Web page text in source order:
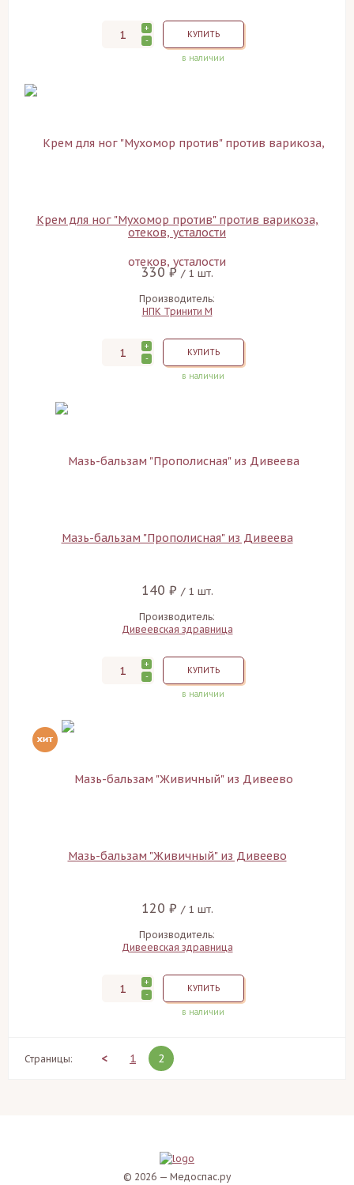
+
-
КУПИТЬ
в наличии
Крем для ног "Мухомор против" против варикоза,
отеков, усталости
330 ₽ / 1 шт.
Производитель:
НПК Тринити М
+
-
КУПИТЬ
в наличии
Мазь-бальзам "Прополисная" из Дивеева
140 ₽ / 1 шт.
Производитель:
Дивеевская здравница
+
-
КУПИТЬ
в наличии
Мазь-бальзам "Живичный" из Дивеево
120 ₽ / 1 шт.
Производитель:
Дивеевская здравница
+
-
КУПИТЬ
в наличии
Страницы: < 1 2
© 2026 — Медоспас.ру